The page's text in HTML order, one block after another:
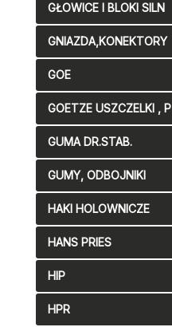
GŁOWICE I BLOKI SILN
GNIAZDA,KONEKTORY
GOE
GOETZE USZCZELKI , P
GUMA DR.STAB.
GUMY, ODBOJNIKI
HAKI HOLOWNICZE
HANS PRIES
HIP
HPR